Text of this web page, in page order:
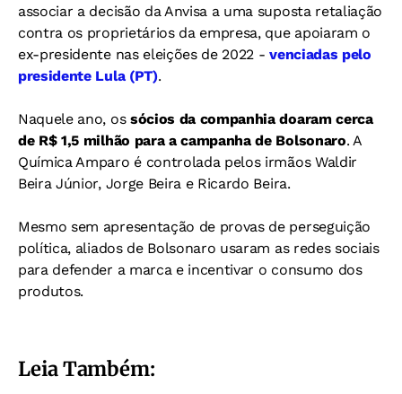
associar a decisão da Anvisa a uma suposta retaliação
contra os proprietários da empresa, que apoiaram o
ex-presidente nas eleições de 2022 -venciadas pelo
presidente Lula (PT).
Naquele ano, os sócios da companhia doaram cerca
de R$ 1,5 milhão para a campanha de Bolsonaro. A
Química Amparo é controlada pelos irmãos Waldir
Beira Júnior, Jorge Beira e Ricardo Beira.
Mesmo sem apresentação de provas de perseguição
política, aliados de Bolsonaro usaram as redes sociais
para defender a marca e incentivar o consumo dos
produtos.
Leia Também: